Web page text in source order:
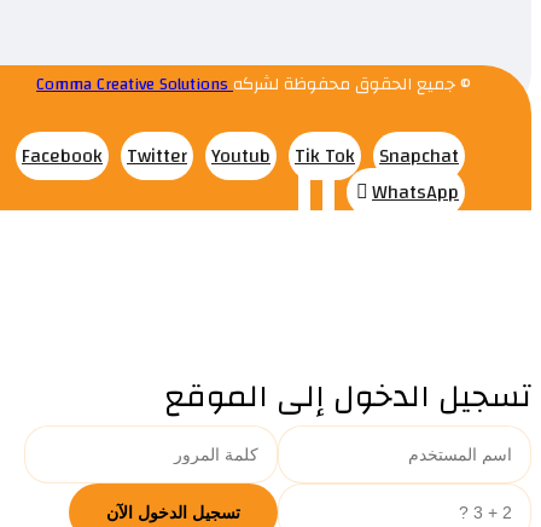
© جميع الحقوق محفوظة لشركهComma Creative Solutions
Facebook Twitter Youtub Tik Tok
Snapchat
WhatsApp
تسجيل الدخول إلى الموقع